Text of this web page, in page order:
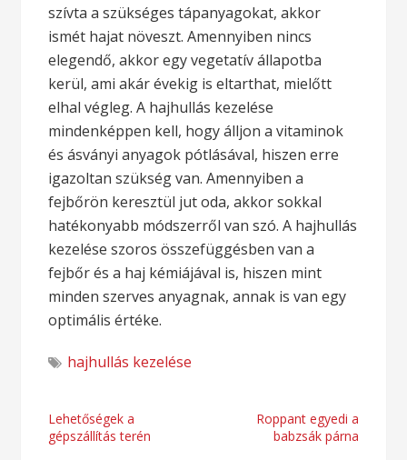
szívta a szükséges tápanyagokat, akkor
ismét hajat növeszt.Amennyiben nincs
elegendő, akkor egy vegetatív állapotba
kerül, ami akár évekig is eltarthat, mielőtt
elhal végleg. A hajhullás kezelése
mindenképpen kell, hogy álljon a vitaminok
és ásványi anyagok pótlásával, hiszen erre
igazoltan szükség van. Amennyiben a
fejbőrön keresztül jut oda, akkor sokkal
hatékonyabb módszerről van szó. A hajhullás
kezelése szoros összefüggésben van a
fejbőr és a haj kémiájával is, hiszen mint
minden szerves anyagnak, annak is van egy
optimális értéke.
hajhullás kezelése
Bejegyzés
Lehetőségek a
gépszállítás terén
Roppant egyedi a
babzsák párna